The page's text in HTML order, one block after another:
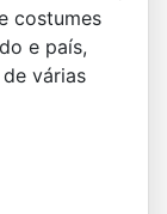
costumes
e país,
várias